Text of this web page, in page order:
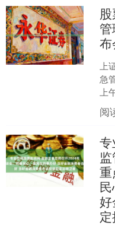
上
急
上
半
网
阅